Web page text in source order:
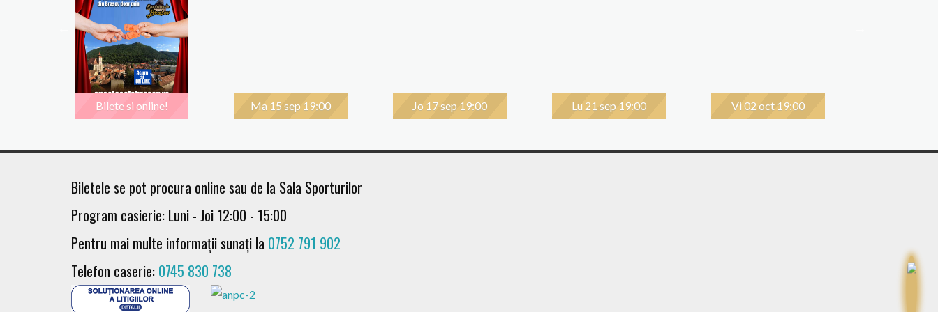
Bilete si online! Ma 15 sep 19:00 Jo 17 sep 19:00 Lu 21 sep 19:00 Vi 02 oct 19:00
Biletele se pot procura online sau de la Sala Sporturilor
Program casierie: Luni - Joi 12:00 - 15:00
Pentru mai multe informații sunați la 0752 791 902
Telefon caserie: 0745 830 738